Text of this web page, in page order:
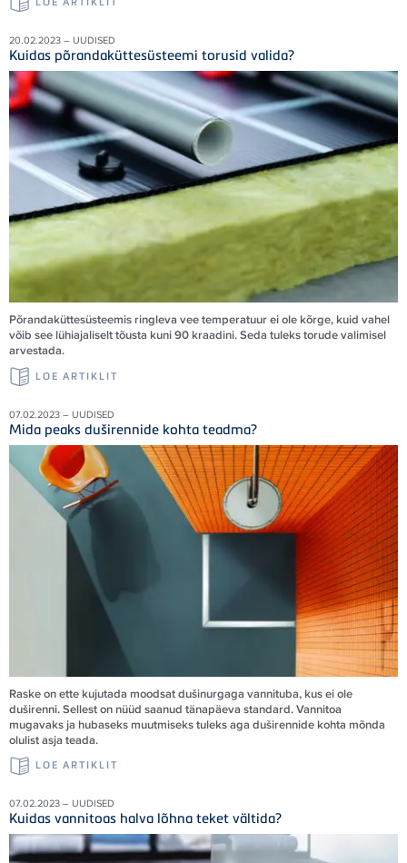
20.02.2023 – UUDISED
Kuidas põrandaküttesüsteemi torusid valida?
Põrandaküttesüsteemis ringleva vee temperatuur ei ole kõrge, kuid vahel
võib see lühiajaliselt tõusta kuni 90 kraadini. Seda tuleks torude valimisel
arvestada.
LOE ARTIKLIT
07.02.2023 – UUDISED
Mida peaks duširennide kohta teadma?
Raske on ette kujutada moodsat dušinurgaga vannituba, kus ei ole
duširenni. Sellest on nüüd saanud tänapäeva standard. Vannitoa
mugavaks ja hubaseks muutmiseks tuleks aga duširennide kohta mõnda
olulist asja teada.
LOE ARTIKLIT
07.02.2023 – UUDISED
Kuidas vannitoas halva lõhna teket vältida?